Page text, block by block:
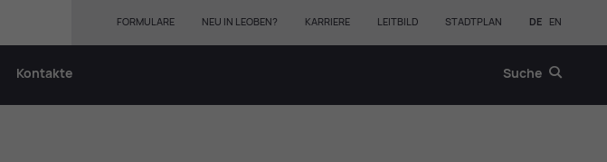
Kontakte Suche
FORMULARE NEU IN LEOBEN? KARRIERE LEITBILD STADTPLAN DE EN